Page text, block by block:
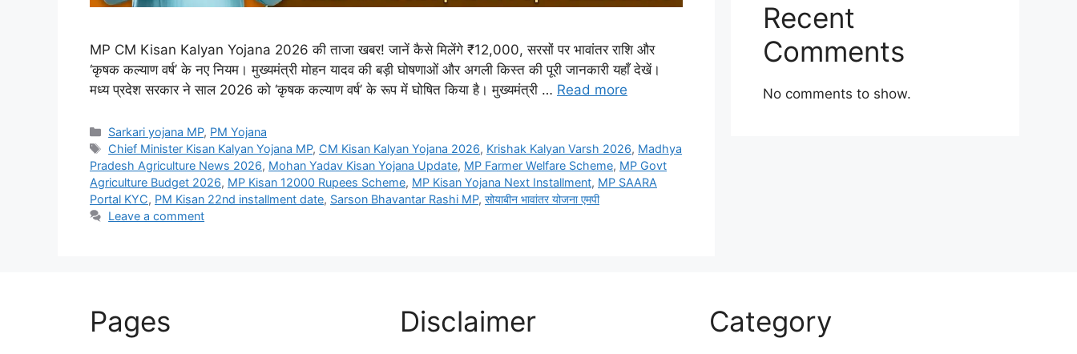
MP CM Kisan Kalyan Yojana 2026 की ताजा खबर! जानें कैसे मिलेंगे ₹12,000, सरसों पर भावांतर राशि और
‘कृषक कल्याण वर्ष’ के नए नियम। मुख्यमंत्री मोहन यादव की बड़ी घोषणाओं और अगली किस्त की पूरी जानकारी यहाँ देखें।
मध्य प्रदेश सरकार ने साल 2026 को ‘कृषक कल्याण वर्ष’ के रूप में घोषित किया है। मुख्यमंत्री … Read more
Categories
Sarkari yojana MP, PM Yojana
Tags
Chief Minister Kisan Kalyan Yojana MP, CM Kisan Kalyan Yojana 2026, Krishak Kalyan Varsh 2026, Madhya
Pradesh Agriculture News 2026, Mohan Yadav Kisan Yojana Update, MP Farmer Welfare Scheme, MP Govt
Agriculture Budget 2026, MP Kisan 12000 Rupees Scheme, MP Kisan Yojana Next Installment, MP SAARA
Portal KYC, PM Kisan 22nd installment date, Sarson Bhavantar Rashi MP, सोयाबीन भावांतर योजना एमपी
Leave a comment
Recent
Comments
No comments to show.
Pages Disclaimer Category